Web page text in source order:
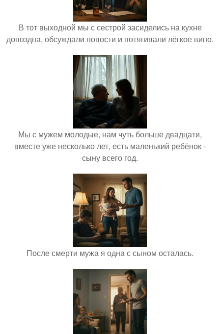
В тот выходной мы с сестрой засиделись на кухне
допоздна, обсуждали новости и потягивали лёгкое вино.
Мы с мужем молодые, нам чуть больше двадцати,
вместе уже несколько лет, есть маленький ребёнок -
сыну всего год.
После смерти мужа я одна с сыном осталась.